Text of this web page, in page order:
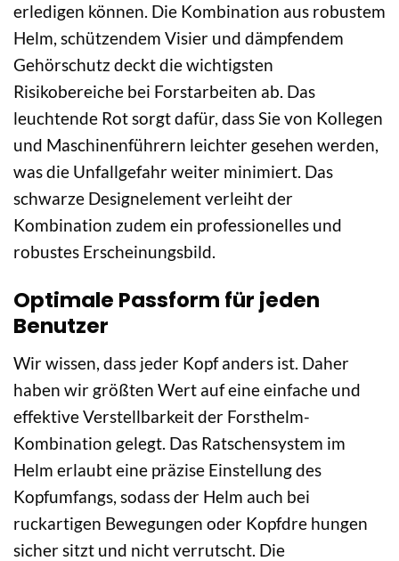
erledigen können. Die Kombination aus robustem
Helm, schützendem Visier und dämpfendem
Gehörschutz deckt die wichtigsten
Risikobereiche bei Forstarbeiten ab. Das
leuchtende Rot sorgt dafür, dass Sie von Kollegen
und Maschinenführern leichter gesehen werden,
was die Unfallgefahr weiter minimiert. Das
schwarze Designelement verleiht der
Kombination zudem ein professionelles und
robustes Erscheinungsbild.
Optimale Passform für jeden
Benutzer
Wir wissen, dass jeder Kopf anders ist. Daher
haben wir größten Wert auf eine einfache und
effektive Verstellbarkeit der Forsthelm-
Kombination gelegt. Das Ratschensystem im
Helm erlaubt eine präzise Einstellung des
Kopfumfangs, sodass der Helm auch bei
ruckartigen Bewegungen oder Kopfdre hungen
sicher sitzt und nicht verrutscht. Die